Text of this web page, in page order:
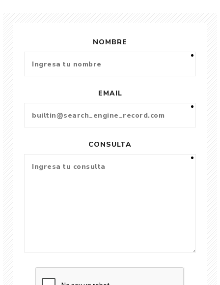
NOMBRE
EMAIL
CONSULTA